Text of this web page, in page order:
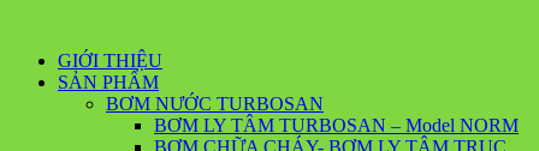
GIỚI THIỆU
SẢN PHẨM
BƠM NƯỚC TURBOSAN
BƠM LY TÂM TURBOSAN – Model NORM
BƠM CHỮA CHÁY- BƠM LY TÂM TRỤC